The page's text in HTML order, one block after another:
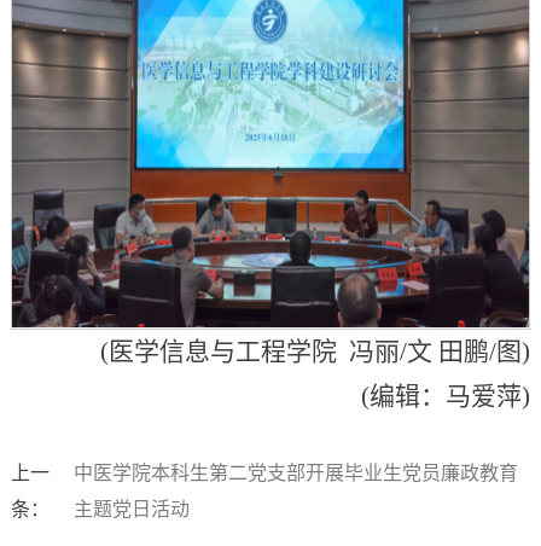
(医学信息与工程学院 冯丽/文 田鹏/图)
(编辑：马爱萍)
上一
条：
中医学院本科生第二党支部开展毕业生党员廉政教育
主题党日活动